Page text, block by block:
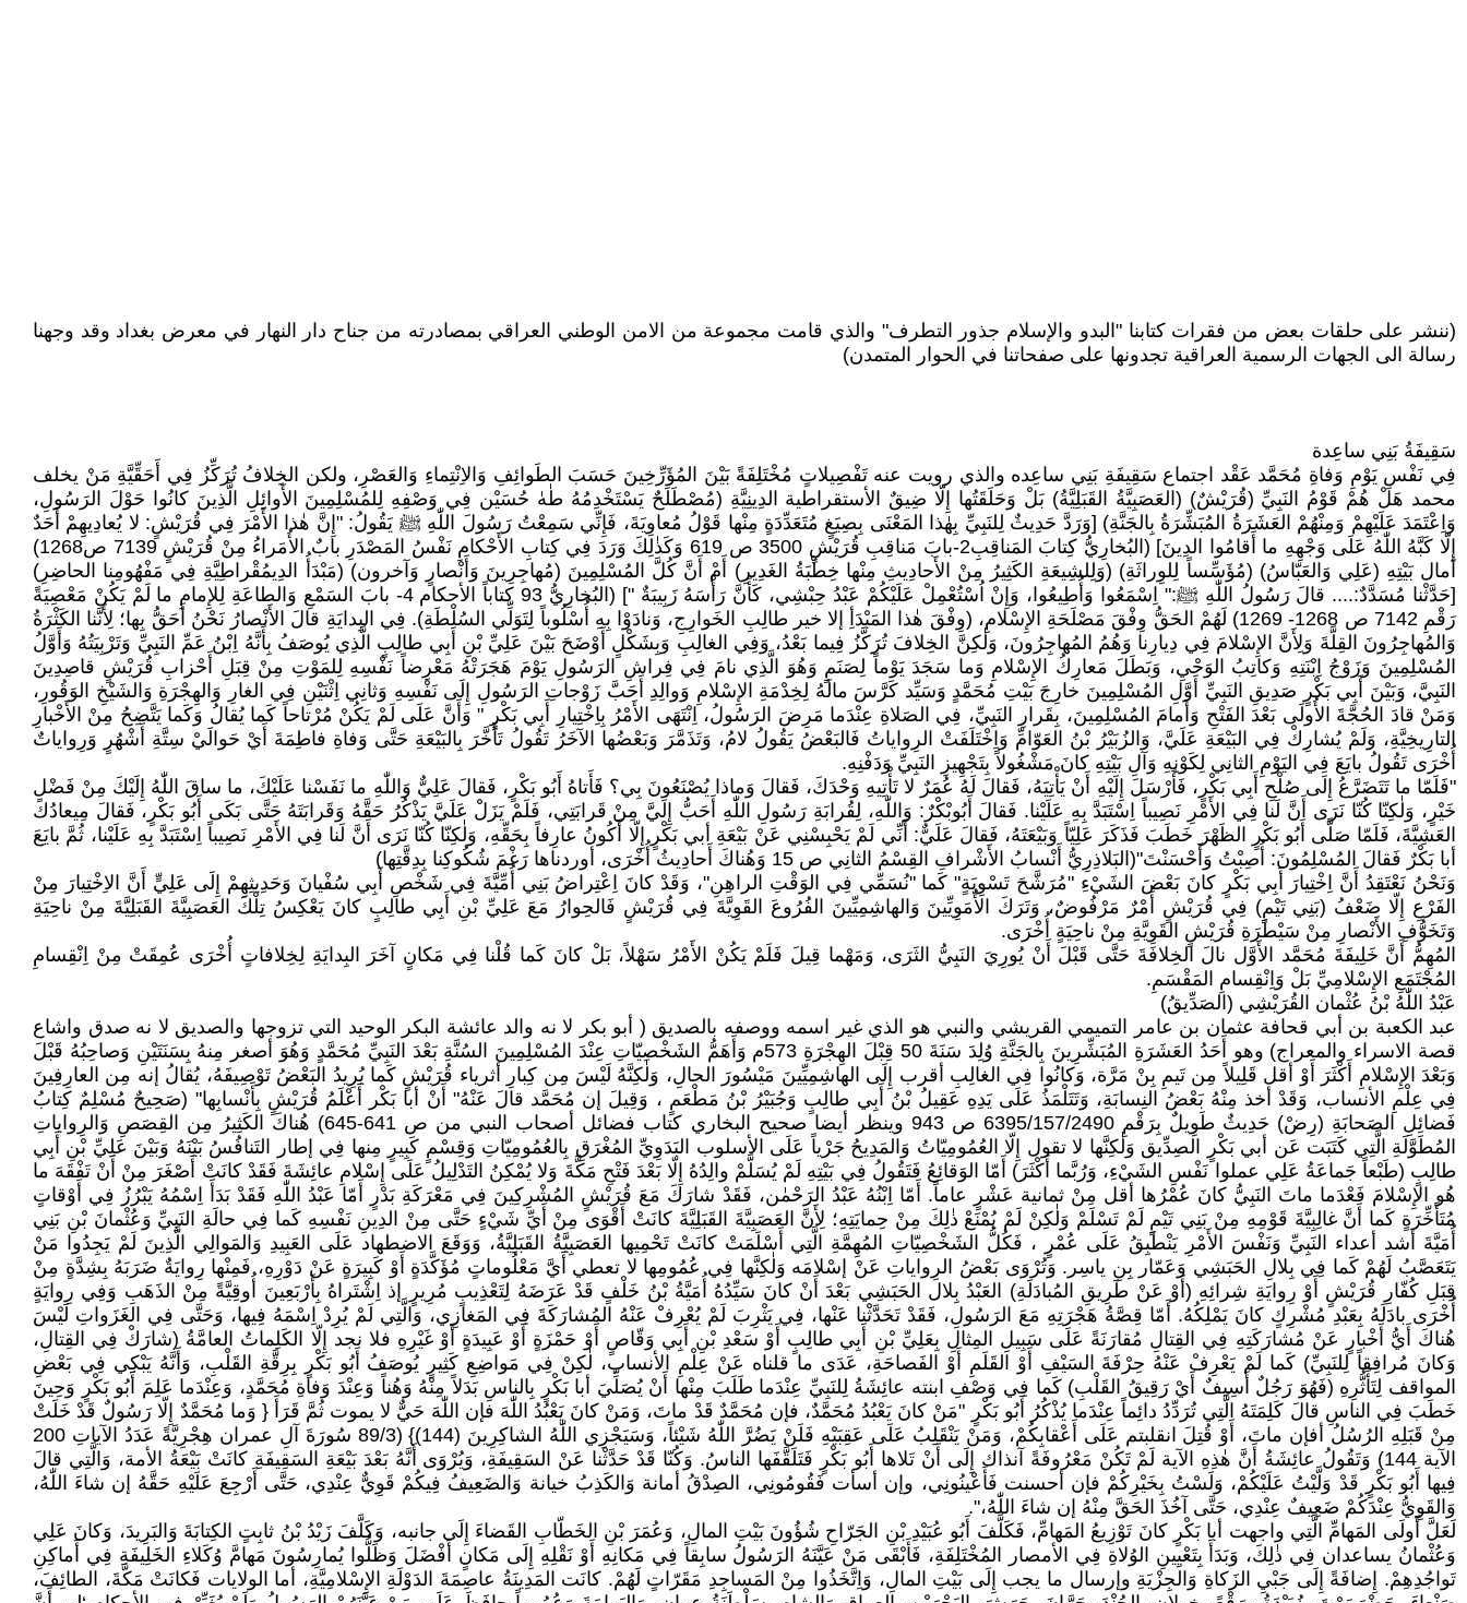
(ننشر على حلقات بعض من فقرات كتابنا "البدو والإسلام جذور التطرف" والذي قامت مجموعة من الامن الوطني العراقي بمصادرته من جناح دار النهار في معرض بغداد وقد وجهنا
رسالة الى الجهات الرسمية العراقية تجدونها على صفحاتنا في الحوار المتمدن)
سَقِيفَةُ بَنِي ساعِدة
فِي نَفْسِ يَوْمِ وَفاةِ مُحَمَّد عَقْد اجتماع سَقِيفَةِ بَنِي ساعِده والذي رويت عنه تَفْصِيلاتٍ مُخْتَلِفَةً بَيْنَ المُؤَرِّخِينَ حَسَبَ الطَوائِفِ وَالاِنْتِماءِ وَالعَصْرِ، ولكن الخِلافُ تُرَكِّزُ فِي أَحَقِّيَّةِ مَنْ يخلف
محمد هَلْ هُمْ قَوْمُ النَبِيِّ (قُرَيْشٌ) (العَصَبِيَّةُ القَبَلِيَّةُ) بَلْ وَحَلَقَتُها إِلّا ضِيقٌ الأستقراطية الدِينِيَّةِ (مُصْطَلَحٌ يَسْتَخْدِمُهُ طٰهٰ حُسَيْن فِي وَصْفِهِ لِلمُسْلِمِينَ الأَوائِلِ الَّذِينَ كانُوا حَوْلَ الرَسُولِ،
وَاِعْتَمَدَ عَلَيْهِمْ وَمِنْهُمْ العَشَرَةُ المُبَشِّرَةُ بِالجَنَّةِ) [وَرَدَّ حَدِيثٌ لِلنَبِيِّ بِهٰذا المَعْنَى بِصِيَغٍ مُتَعَدِّدَةٍ مِنْها قَوْلُ مُعاوِيَةَ، فَإِنِّي سَمِعْتُ رَسُولَ اللّٰهِ ﷺ يَقُولُ: "إِنَّ هٰذا الأَمْرَ فِي قُرَيْشٍ: لا يُعادِيهِمْ أَحَدٌ
إِلّا كَبَّهُ اللّٰهُ عَلَى وَجْهِهِ ما أَقامُوا الدِينَ] (البُخارِيُّ كِتابَ المَناقِبِ2-بابَ مَناقِبِ قُرَيْشٍ 3500 ص 619 وَكَذٰلِكَ وَرَدَ فِي كِتابِ الأَحْكامِ نَفْسُ المَصْدَرِ بابٌ الأُمَراءُ مِنْ قُرَيْشٍ 7139 ص1268)
أمال بَيْتِهِ (عَلِي وَالعَبّاسُ) (مُؤَسِّساً لِلوِراثَةِ) (وَلِلشِيعَةِ الكَثِيرُ مِنْ الأَحادِيثِ مِنْها خِطْبَةُ الغَدِيرِ) أَمْ أَنَّ كُلَّ المُسْلِمِينَ (مُهاجِرِينَ وَأَنْصارٍ وَآخرون) (مَبْدَأُ الدِيمُقْراطِيَّةِ فِي مَفْهُومِنا الحاضِرِ)
[حَدَّثْنا مُسَدَّدٌ:.... قالَ رَسُولُ اللّٰهِ ﷺ:" اِسْمَعُوا وَأُطِيعُوا، وَإِنْ اُسْتُعْمِلْ عَلَيْكُمْ عَبْدُ حِبْشِي، كَأَنَّ رَأْسَهُ زَبِيبَةٌ "] (البُخارِيُّ 93 كتاباً الأحكام 4- بابَ السَمْعِ وَالطاعَةِ لِلإِمامِ ما لَمْ يَكُنْ مَعْصِيَةً
رَقْمِ 7142 ص 1268- 1269) لَهُمْ الحَقُّ وِفْقَ مَصْلَحَةِ الإِسْلامِ، (وِفْقَ هٰذا المَبْدَأِ إلا خير طالِبِ الخَوارِجِ، وَنادَوْا بِهِ أُسْلُوباً لِتَوَلِّي السُلْطَةِ). فِي البِدايَةِ قالَ الأَنْصارُ نَحْنُ أَحَقُّ بِها؛ لِأَنَّنا الكَثْرَةُ
وَالمُهاجِرُونَ القِلَّةَ وَلِأَنَّ الإِسْلامَ فِي دِيارِنا وَهُمُ المُهاجِرُونَ، وَلٰكِنَّ الخِلافَ تُرَكَّزُ فِيما بَعْدُ، وَفِي الغالِبِ وَبِشَكْلٍ أَوْضَحَ بَيْنَ عَلِيِّ بْنِ أَبِي طالِبٍ الَّذِي يُوصَفُ بِأَنَّهُ اِبْنُ عَمِّ النَبِيِّ وَتَرْبِيَتُهُ وَأَوَّلُ
المُسْلِمِينَ وَزَوْجُ اِبْنَتِهِ وَكاتِبُ الوَحْيِ، وَبَطَلَ مَعارِكُ الإِسْلامِ وَما سَجَدَ يَوْماً لِصَنَمٍ وَهُوَ الَّذِي نامَ فِي فِراشِ الرَسُولِ يَوْمَ هَجَرَتْهُ مَعْرِضاً نَفْسِهِ لِلمَوْتِ مِنْ قِبَلِ أَحْزابِ قُرَيْشٍ قاصِدِينَ
النَبِيَّ، وَبَيْنَ أَبِي بَكْرٍ صَدِيقِ النَبِيِّ أَوَّلِ المُسْلِمِينَ خارِجَ بَيْتِ مُحَمَّدٍ وَسَيِّد كَرَّسَ مالَهُ لِخِدْمَةِ الإِسْلامِ وَوالِدِ أَحَبَّ زَوْجاتِ الرَسُولِ إِلَى نَفْسِهِ وَثانِي اِثْنَيْنِ فِي الغارِ وَالهِجْرَةِ وَالشَيْخِ الوَقُورِ،
وَمَنْ قادَ الحُجَّةَ الأُولَى بَعْدَ الفَتْحِ وَأَمامَ المُسْلِمِينَ، بِقَرارِ النَبِيِّ، فِي الصَلاةِ عِنْدَما مَرِضَ الرَسُولُ، اِنْتَهَى الأَمْرُ بِاِخْتِيارِ أَبِي بَكْرٍ " وَأَنَّ عَلَى لَمْ يَكُنْ مُرْتاحاً كَما يُقالُ وَكَما يَتَّضِحُ مِنْ الأَخْبارِ
التارِيخِيَّةِ، وَلَمْ يُشارِكْ فِي البَيْعَةِ عَلَيَّ، وَالزُبَيْرُ بْنُ العَوّامِّ وَاِخْتَلَفَتْ الرِواياتُ فَالبَعْضُ يَقُولُ لامُ، وَتَذَمَّرَ وَبَعْضُها الآخَرُ تَقُولُ تَأَخَّرَ بِالبَيْعَةِ حَتَّى وَفاةِ فاطِمَةَ أَيْ حَوالَيْ سِتَّةِ أَشْهُرٍ وَرِواياتٌ
أُخْرَى تَقُولُ بايَعَ فِي اليَوْمِ الثانِي لِكَوْنِهِ وَآلِ بَيْتِهِ كانَ مَشْغُولاً بِتَجْهِيزِ النَبِيِّ وَدَفْنِهِ.
"فَلَمّا ما تَتَضَرَّعُ إِلَى صُلْحِ أَبِي بَكْرٍ، فَأَرْسَلَ إِلَيْهِ أَنْ يَأْتِيَهُ، فَقالَ لَهُ عُمَرٌ لا تَأْتِيهِ وَحْدَكَ، فَقالَ وَماذا يُصْنَعُونَ بِي؟ فَأَتاهُ أَبُو بَكْرٍ، فَقالَ عَلِيٌّ وَاللّٰهِ ما نَفَسْنا عَلَيْكَ، ما ساقَ اللّٰهُ إِلَيْكَ مِنْ فَضْلِ
خَيْرٍ، وَلٰكِنّا كُنّا نَرَى أَنَّ لَنا فِي الأَمْرِ نَصِيباً اِسْتَبَدَّ بِهِ عَلَيْنا. فَقالَ أَبُوبْكْرٌ: وَاللّٰهِ، لِقُرابَةِ رَسُولِ اللّٰهِ أَحَبُّ إِلَيَّ مِنْ قَرابَتِي، فَلَمْ يَزَلْ عَلَيَّ يَذْكُرُ حَقَّهُ وَقَرابَتَهُ حَتَّى بَكَى أَبُو بَكْرٍ، فَقالَ مِيعادُكَ
العَشِيَّةَ، فَلَمّا صَلَّى أَبُو بَكْرٍ الظَهْرَ خَطَبَ فَذَكَرَ عَلِيّاً وَبَيْعَتَهُ، فَقالَ عَلَيٌّ: أَنِّي لَمْ يَحْبِسْنِي عَنْ بَيْعَةِ أبي بَكْرٍ إِلّا أَكُونُ عارِفاً بِحَقِّهِ، وَلٰكِنّا كُنّا نَرَى أَنَّ لَنا فِي الأَمْرِ نَصِيباً اِسْتَبَدَّ بِهِ عَلَيْنا، ثُمَّ بايَعَ
أبا بَكْرٌ فَقالَ المُسْلِمُونَ: أُصِبْتُ وَأَحْسَنْتَ"(البَلاذِرِيُّ أَنْسابُ الأَشْرافِ القِسْمُ الثانِي ص 15 وَهُناكَ أَحادِيثُ أُخْرَى، أوردناها رَغْمَ شُكُوكِنا بِدِقَّتِها)
وَنَحْنُ نَعْتَقِدُ أَنَّ اِخْتِيارَ أَبِي بَكْرٍ كانَ بَعْضَ الشَيْءِ "مُرَشَّحَ تَسْوِيَةٍ" كَما "نُسَمِّي فِي الوَقْتِ الراهِنِ"، وَقَدْ كانَ اِعْتِراضُ بَنِي أُمِّيَّةَ فِي شَخْصِ أَبِي سُفْيانَ وَحَدِيثِهِمْ إِلَى عَلِيٍّ أَنَّ الاِخْتِيارَ مِنْ
الفَرْعِ إِلّا ضَعْفُ (بَنِي تَيْمٍ) فِي قُرَيْشٍ أَمْرٌ مَرْفُوضٌ، وَتَرَكَ الأُمَوِيِّينَ وَالهاشِمِيِّينَ الفُرُوعَ القَوِيَّةَ فِي قُرَيْشٍ فَالحِوارُ مَعَ عَلِيِّ بْنِ أَبِي طالِبٍ كانَ يَعْكِسُ تِلْكَ العَصَبِيَّةَ القَبَلِيَّةَ مِنْ ناحِيَةِ
وَتَخَوُّفِ الأَنْصارِ مِنْ سَيْطَرَةِ قُرَيْشٍ القَوِيَّةِ مِنْ ناحِيَةٍ أُخْرَى.
المُهِمُّ أَنَّ خَلِيفَةَ مُحَمَّد الأَوَّل نالَ الخِلافَةَ حَتَّى قَبْلَ أَنْ يُورِيَ النَبِيُّ الثَرَى، وَمَهْما قِيلَ فَلَمْ يَكُنْ الأَمْرُ سَهْلاً، بَلْ كانَ كَما قُلْنا فِي مَكانٍ آخَرَ البِدايَةِ لِخِلافاتٍ أُخْرَى عُمِقَتْ مِنْ اِنْقِسامِ
المُجْتَمَعِ الإِسْلامِيِّ بَلْ وَاِنْقِسامِ المَقْسَمِ.
عَبْدُ اللّٰهُ بْنُ عُثْمان القُرَيْشِي (الصَدِّيقُ)
عبد الكعبة بن أبي قحافة عثمان بن عامر التميمي القريشي والنبي هو الذي غير اسمه ووصفه بالصديق ( أبو بكر لا نه والد عائشة البكر الوحيد التي تزوجها والصديق لا نه صدق واشاع
قصة الاسراء والمعراج) وهو أَحَدُ العَشَرَةِ المُبَشِّرِينَ بِالجَنَّةِ وُلِدَ سَنَةَ 50 قِبْلَ الهِجْرَةِ 573م وَأَهَمُّ الشَخْصِيّاتِ عِنْدَ المُسْلِمِينَ السُنَّةِ بَعْدَ النَبِيِّ مُحَمَّدٍ وَهُوَ أصغر مِنهُ بِسَنَتَيْنِ وَصاحِبُهُ قَبْلَ
وَبَعْدَ الإِسْلامِ أَكْثَرَ أَوْ أقل قَلِيلاً مِن تَيمِ بِنْ مَرَّة، وَكانُوا فِي الغالِبِ أقرب إِلَى الهاشِمِيِّينَ مَيْسُورَ الحالِ، وَلٰكِنَّهُ لَيْسَ مِن كِبارِ أثرياء قُرَيْشٍ كَما يُرِيدُ البَعْضُ تَوْصِيفَهُ، يُقالُ إنه مِن العارِفِينَ
فِي عِلْمِ الأنساب، وَقَدْ أخذ مِنْهُ بَعْضُ النِسابَةِ، وَتَتَلْمَذُ عَلَى يَدِهِ عَقِيلُ بْنُ أَبِي طالِبٍ وَجُبَيْرُ بْنُ مَطْعَمٍ ، وَقِيلَ إن مُحَمَّد قالَ عَنْهُ" أَنْ أبا بَكْر أَعْلَمُ قُرَيْشٍ بِأَنْسابِها" (صَحِيحٌ مُسْلِمٌ كِتابُ
فَضائِلِ الصَحابَةِ (رِضْ) حَدِيثٌ طَوِيلٌ بِرَقْمِ 6395/157/2490 ص 943 وينظر أيضا صحيح البخاري كتاب فضائل أصحاب النبي من ص 641-645) هُناكَ الكَثِيرُ مِن القِصَصِ وَالرِواياتِ
المُطَوَّلَةِ الَّتِي كَتَبَت عَن أبي بَكْرٍ الصِدِّيق وَلٰكِنَّها لا تقول إِلّا العُمُومِيّاتُ وَالمَدِيحُ جَرْياً عَلَى الأسلوب البَدَوِيِّ المُغْرَقِ بِالعُمُومِيّاتِ وَقِسْمٍ كَبِيرٍ مِنها فِي إطار التَنافُسُ بَيْنَهُ وَبَيْنَ عَلِيِّ بْنِ أَبِي
طالِبٍ (طَبْعاً جَماعَةُ عَلِي عملوا نَفْسِ الشَيْءِ، وَرُبَّما أَكْثَرَ) أَمّا الوَقائِعُ فَتَقُولُ فِي بَيْتِهِ لَمْ يُسَلَّمْ والِدُهُ إِلّا بَعْدَ فَتْحِ مَكَّةَ وَلا يُمْكِنُ التَدْلِيلُ عَلَى إِسْلامِ عائِشَةَ فَقَدْ كانَتْ أَصْغَرَ مِنْ أَنْ تَفْقَهَ ما
هُو الإِسْلامَ فَعْدَما ماتَ النَبِيُّ كانَ عُمْرُها أقل مِنْ ثمانية عَشْرٍ عاماً. أَمّا اِبْنُهُ عَبْدُ الرَحْمٰن، فَقَدْ شارَكَ مَعَ قُرَيْشٍ المُشْرِكِينَ فِي مَعْرَكَةِ بَدْرٍ أَمّا عَبْدُ اللّٰهِ فَقَدْ بَدَأَ اِسْمُهُ يَبْرُزُ فِي أَوْقاتٍ
مُتَأَخِّرَةٍ كَما أَنَّ غالِبِيَّةَ قَوْمِهِ مِنْ بَنِي تَيْمٍ لَمْ تَسْلَمْ وَلٰكِنْ لَمْ يُمْنَعْ ذٰلِكَ مِنْ حِمايَتِهِ؛ لِأَنَّ العَصَبِيَّةَ القَبَلِيَّةَ كانَتْ أَقْوَى مِنْ أَيِّ شَيْءٍ حَتَّى مِنْ الدِينِ نَفْسِهِ كَما فِي حالَةِ النَبِيِّ وَعُثْمانَ بْنِ بَنِي
أُمَيَّةَ أشد أعداء النَبِيِّ وَنَفْسَ الأَمْرِ يَنْطَبِقُ عَلَى عُمْرٍ ، فَكُلُّ الشَخْصِيّاتِ المُهِمَّةِ الَّتِي أَسْلَمَتْ كانَتْ تَحْمِيها العَصَبِيَّةُ القَبَلِيَّةُ، وَوَقَعَ الاضطهاد عَلَى العَبِيدِ وَالمَوالِي الَّذِينَ لَمْ يَجِدُوا مَنْ
يَتَعَصَّبُ لَهُمْ كَما فِي بِلالِ الحَبَشِي وَعَمّار بِنِ ياسِر. وَتُرْوَى بَعْضُ الرِواياتِ عَنْ إسْلامَه وَلٰكِنَّها فِي عُمُومِها لا تعطي أَيَّ مَعْلُوماتٍ مُؤَكَّدَةٍ أَوْ كَبِيرَةٍ عَنْ دَوْرِهِ، فَمِنْها رِوايَةٌ ضَرَبَهُ بِشِدَّةٍ مِنْ
قِبَلِ كُفّارِ قُرَيْشٍ أَوْ رِوايَةِ شِرائِهِ (أَوْ عَنْ طَرِيقِ المُبادَلَةِ) العَبْدُ بِلال الحَبَشِي بَعْدَ أَنْ كانَ سَيِّدُهُ أُمَيَّةُ بْنُ خَلْفٍ قَدْ عَرَضَهُ لِتَعْذِيبٍ مُرِيرٍ إذ اِشْتَراهُ بِأَرْبَعِينَ أُوقِيَّةً مِنْ الذَهَبِ وَفِي رِوايَةٍ
أُخْرَى بادَلَهُ بِعَبْدِ مُشْرِكٍ كانَ يَمْلِكُهُ. أَمّا قِصَّةُ هَجْرَتِهِ مَعَ الرَسُولِ، فَقَدْ تَحَدَّثْنا عَنْها، فِي يَثْرِبَ لَمْ يُعْرِفْ عَنْهُ المُشارَكَةَ فِي المَغازِي، وَالَّتِي لَمْ يُرِدْ اِسْمَهُ فِيها، وَحَتَّى فِي الغَزَواتِ لَيْسَ
هُناكَ أَيُّ أَخْبارٍ عَنْ مُشارَكَتِهِ فِي القِتالِ مُقارَنَةً عَلَى سَبِيلِ المِثالِ بِعَلِيِّ بْنِ أَبِي طالِبٍ أَوْ سَعْدِ بْنِ أَبِي وَقّاصٍ أَوْ حَمْزَةٍ أَوْ عَبِيدَةٍ أَوْ غَيْرِهِ فلا نجد إِلّا الكَلِماتُ العامَّةُ (شارَكْ فِي القِتالِ،
وَكانَ مُرافِقاً لِلنَبِيِّ) كَما لَمْ يَعْرِفْ عَنْهُ حِرْفَةَ السَيْفِ أَوْ القَلَمِ أَوْ الفَصاحَةِ، عَدَى ما قلناه عَنْ عِلْمِ الأنساب، لٰكِنْ فِي مَواضِعِ كَثِيرٍ يُوصَفُ أَبُو بَكْرٍ بِرِقَّةِ القَلْبِ، وَأَنَّهُ يَبْكِي فِي بَعْضِ
المواقف لِتَأَثُّرِهِ (فَهُوَ رَجُلٌ أَسِيفٌ أَيْ رَقِيقُ القَلْبِ) كَما فِي وَصْفِ ابنته عائِشَةُ لِلنَبِيِّ عِنْدَما طَلَبَ مِنْها أَنْ يُصَلِّيَ أبا بَكْرٍ بِالناسِ بَدَلاً مِنْهُ وَهُناً وَعِنْدَ وَفاةِ مُحَمَّدٍ، وَعِنْدَما عَلِمَ أَبُو بَكْرٍ وَحِينَ
خَطَبَ فِي الناسِ قالَ كَلِمَتَهُ الَّتِي تُرَدِّدُ دائِماً عِنْدَما يُذْكُرُ أَبُو بَكْرٍ "مَنْ كانَ يَعْبُدُ مُحَمَّدٌ، فإن مُحَمَّدٌ قَدْ ماتَ، وَمَنْ كانَ يَعْبُدُ اللّٰهَ فإن اللّٰهَ حَيٌّ لا يموت ثُمَّ قَرَأَ { وَما مُحَمَّدٌ إِلّا رَسُولٌ قَدْ خَلَتْ
مِنْ قَبَلِهِ الرُسُلُ أفإن ماتَ، أَوْ قُتِلَ انقلبتم عَلَى أَعْقابِكُمْ، وَمَنْ يَنْقَلِبُ عَلَى عَقِبَيْهِ فَلَنْ يَضُرَّ اللّٰهُ شَيْئاً، وَسَيَجْزِي اللّٰهُ الشاكِرِينَ (144)} (89/3 سُورَةَ آلِ عمران هِجْرِيَّةً عَدَدُ الآياتِ 200
الآية 144) وَتَقُولُ عائِشَةُ أَنَّ هٰذِهِ الآية لَمْ تَكُنْ مَعْرُوفَةً آنذاك إِلَى أَنْ تَلاها أَبُو بَكْرٍ فَتَلَقَّفَها الناسُ. وَكُنّا قَدْ حَدَّثْنا عَنْ السَقِيفَةِ، وَيُرْوَى أَنَّهُ بَعْدَ بَيْعَةِ السَقِيفَةِ كانَتْ بَيْعَةُ الأمة، وَالَّتِي قالَ
فِيها أَبُو بَكْرٍ قَدْ وَلَّيْتُ عَلَيْكُمْ، وَلَسْتُ بِخَيْرِكُمْ فإن أحسنت فَأَعْينُونِي، وإن أسأت فَقُومُونِي، الصِدْقُ أمانة وَالكَذِبُ خيانة وَالضَعِيفُ فِيكُمْ قَوِيٌّ عِنْدِي، حَتَّى أَرْجِعَ عَلَيْهِ حَقَّهُ إن شاءَ اللّٰهُ،
وَالقَوِيُّ عِنْدَكُمْ ضَعِيفٌ عِنْدِي، حَتَّى آخُذَ الحَقَّ مِنْهُ إن شاءَ اللّٰهُ،".
لَعَلَّ أَولَى المَهامِّ الَّتِي واجهت أبا بَكْرٍ كانَ تَوْزِيعُ المَهامِّ، فَكَلَّفَ أَبُو عُبَيْدِ بْنِ الجَرّاحِ شُؤُونَ بَيْتِ المالِ، وَعُمَرَ بْنِ الخَطّابِ القَضاءَ إِلَى جانبه، وَكَلَّفَ زَيْدُ بْنُ ثابِتٍ الكِتابَةَ وَالبَرِيدَ، وَكانَ عَلِي
وَعُثْمانُ يساعدان فِي ذٰلِكَ، وَبَدَأَ بِتَعْيِينِ الوُلاةِ فِي الأمصار المُخْتَلِفَةِ، فَأَبْقَى مَنْ عَيَّنَهُ الرَسُولُ سابِقاً فِي مَكانِهِ أَوْ نَقْلِهِ إِلَى مَكانٍ أَفْضَلَ وَظَلُّوا يُمارِسُونَ مَهامَّ وُكَلاءِ الخَلِيفَةِ فِي أَماكِنِ
تَواجُدِهِمْ. إِضافَةً إِلَى جَبْيِ الزَكاةِ وَالجِزْيَةِ وإرسال ما يجب إِلَى بَيْتِ المالِ، وَاِتَّخَذُوا مِنْ المَساجِدِ مَقَرّاتٍ لَهُمْ. كانَت المَدِينَةُ عاصِمَةَ الدَوْلَةِ الإِسْلامِيَّةِ، أما الولايات فَكانَتْ مَكَّةَ، الطائِفَ،